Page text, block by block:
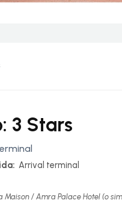
3 Stars
Arrival terminal
Maison / Amra Palace Hotel (o